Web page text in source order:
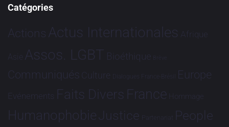
Catégories
Actions Actus Internationales Afrique
Asie Assos. LGBT Bioéthique Brève
Communiqués Culture Dialogues France-Brésil Europe
Evénements Faits Divers France Hommage
HumanophobieJustice Partenariat People